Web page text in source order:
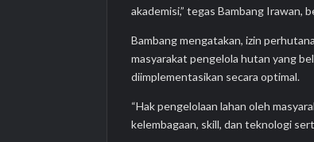
akademisi,” tegas Bambang Irawan,
Bambang mengatakan, izin
masyarakat pengelola hutan yang
diimplementasikan secara optimal.
“Hak pengelolaan lahan oleh
kelembagaan, skill, dan teknologi